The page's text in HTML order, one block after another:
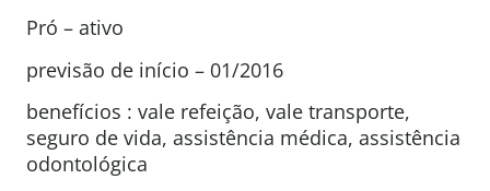
Pró – ativo
previsão de início – 01/2016
benefícios : vale refeição, vale transporte,
seguro de vida, assistência médica, assistência
odontológica